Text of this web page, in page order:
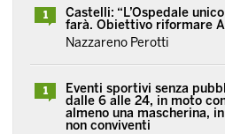
1
Castelli: “L’Ospedale
farà. Obiettivo riformare
Nazzareno Perotti
1
Eventi sportivi senza
dalle 6 alle 24, in moto
almeno una mascherina,
non conviventi